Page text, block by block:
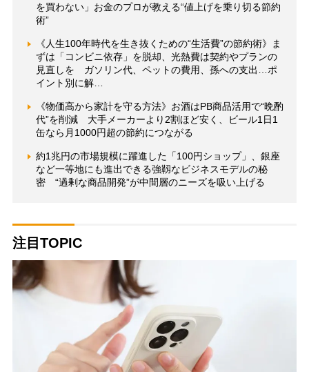
を買わない」お金のプロが教える“値上げを乗り切る節約
術”
《人生100年時代を生き抜くための“生活費”の節約術》ま
ずは「コンビニ依存」を脱却、光熱費は契約やプランの
見直しを ガソリン代、ペットの費用、孫への支出…ポ
イント別に解…
《物価高から家計を守る方法》お酒はPB商品活用で“晩酌
代”を削減 大手メーカーより2割ほど安く、ビール1日1
缶なら月1000円超の節約につながる
約1兆円の市場規模に躍進した「100円ショップ」、銀座
など一等地にも進出できる強靱なビジネスモデルの秘
密 “過剰な商品開発”が中間層のニーズを吸い上げる
注目TOPIC